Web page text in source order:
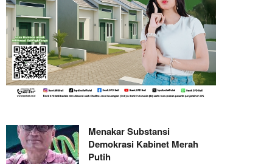
Menakar Substansi
Demokrasi Kabinet Merah
Putih